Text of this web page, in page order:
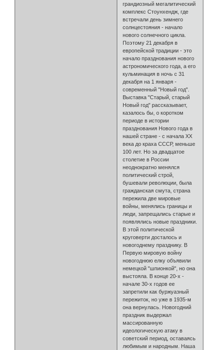
грандиозный мегалитический
комплекс Стоунхендж, где
встречали день зимнего
солнцестояния - начало
нового солнечного цикла.
Поэтому 21 декабря в
европейской традиции - это
начало празднования нового
астрономического года, а его
кульминация в ночь с 31
декабря на 1 января -
современный "Новый год".
Выставка "Старый, старый
Новый год" рассказывает,
казалось бы, о коротком
периоде в истории
празднования Нового года в
нашей стране - с начала ХХ
века до краха СССР, меньше
100 лет. Но за двадцатое
столетие в России
неоднократно менялся
политический строй,
бушевали революции, была
гражданская смута, страна
пережила две мировые
войны, менялись границы и
люди, запрещались старые и
появлялись новые праздники.
В этой политической
круговерти досталось и
новогоднему празднику. В
Первую мировую войну
новогоднюю елку объявили
немецкой "шпионкой", но она
выстояла. В конце 20-х -
начале 30-х годов ее
запретили как буржуазный
пережиток, но уже в 1935-м
она вернулась. Новогодний
праздник выдержал
массированную
идеологическую атаку в
советский период, оставаясь
любимым и народным. Наша